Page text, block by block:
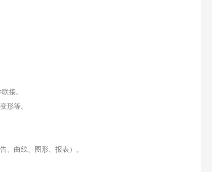
接。
形等。
、曲线、图形、报表）。